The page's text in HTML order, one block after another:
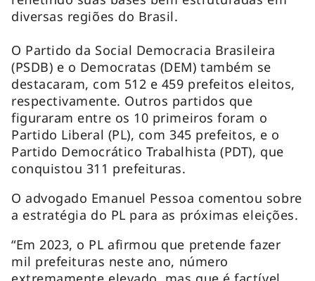
diversas regiões do Brasil.
O Partido da Social Democracia Brasileira
(PSDB) e o Democratas (DEM) também se
destacaram, com 512 e 459 prefeitos eleitos,
respectivamente. Outros partidos que
figuraram entre os 10 primeiros foram o
Partido Liberal (PL), com 345 prefeitos, e o
Partido Democrático Trabalhista (PDT), que
conquistou 311 prefeituras.
O advogado Emanuel Pessoa comentou sobre
a estratégia do PL para as próximas eleições.
“Em 2023, o PL afirmou que pretende fazer
mil prefeituras neste ano, número